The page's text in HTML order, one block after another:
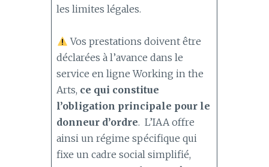
les limites légales.
Vos prestations doivent être
déclarées à l’avance dans le
service en ligne Working in the
Arts, ce qui constitue
l’obligation principale pour le
donneur d’ordre. L’IAA offre
ainsi un régime spécifique qui
fixe un cadre social simplifié,